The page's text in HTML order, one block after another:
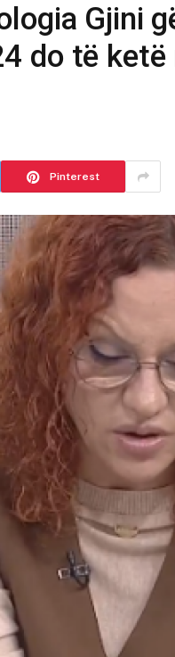
Gjini
do të ketë
Pinterest